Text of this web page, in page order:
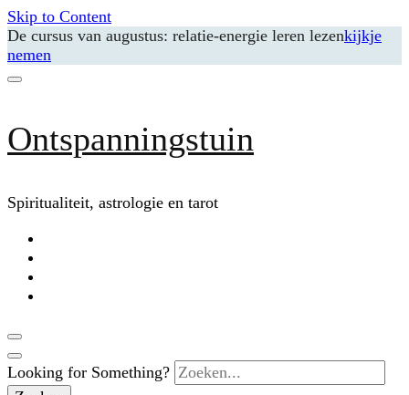
Skip to Content
De cursus van augustus: relatie-energie leren lezenkijkje
nemen
Ontspanningstuin
Spiritualiteit, astrologie en tarot
Looking for Something?